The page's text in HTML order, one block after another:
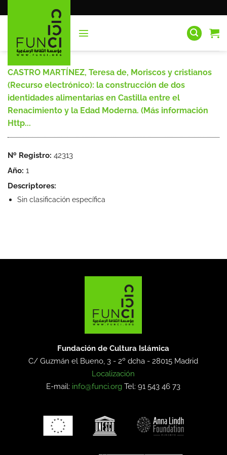
al
CASTRO MARTÍNEZ, Teresa de, Moriscos y cristianos
(Recurso electrónico): la construcción de dos
identidades alimentarias en Castilla entre el
Renacimiento y la Edad Moderna. (Más información
Http...
Nº Registro: 42313
Año: 1
Descriptores:
Sin clasificación específica
Fundación de Cultura Islámica
C/ Guzmán el Bueno, 3 - 2º dcha -28015 Madrid
Localización
E-mail: info@funci.org Tel: 91 543 46 73